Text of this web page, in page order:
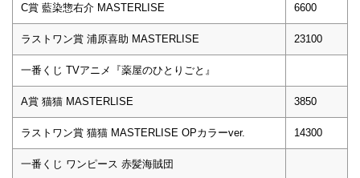
C賞 藍染惣右介 MASTERLISE 6600
ラストワン賞 浦原喜助 MASTERLISE 23100
一番くじ TVアニメ『薬屋のひとりごと』
A賞 猫猫 MASTERLISE 3850
ラストワン賞 猫猫 MASTERLISE OPカラーver. 14300
一番くじ ワンピース 赤髪海賊団